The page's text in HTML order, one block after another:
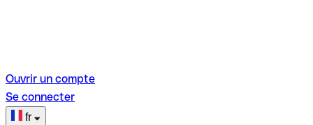
Ouvrir un compte
Se connecter
fr